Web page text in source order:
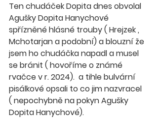
Ten chudáček Dopita dnes obvolal
Agušky Dopita Hanychové
spřízněné hlásné trouby ( Hrejzek ,
Mchotarjan a podobní) a blouzní že
jsem ho chudáčka napadl a musel
se bránit ( hovoříme o známé
rvačce v r. 2024).  a tihle bulvární
pisálkové opsali to co jim nazvracel
( nepochybně na pokyn Agušky
Dopita Hanychové).